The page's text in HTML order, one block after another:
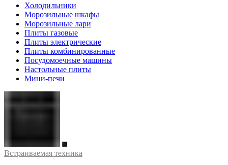
Холодильники
Морозильные шкафы
Морозильные лари
Плиты газовые
Плиты электрические
Плиты комбинированные
Посудомоечные машины
Настольные плиты
Мини-печи
Встраиваемая техника